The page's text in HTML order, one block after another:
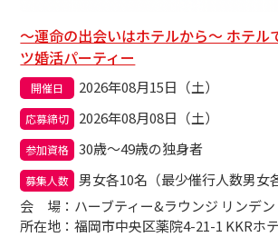
〜運命の出会いはホテルから〜 ホテル
ツ婚活パーティー
開催日 2026年08月15日（土）
応募締切 2026年08月08日（土）
参加資格 30歳～49歳の独身者
募集人数
男女各10名（最少催行人数男女
会場：ハーブティー&ラウンジ リンデン
所在地：福岡市中央区薬院4-21-1 KKRホ